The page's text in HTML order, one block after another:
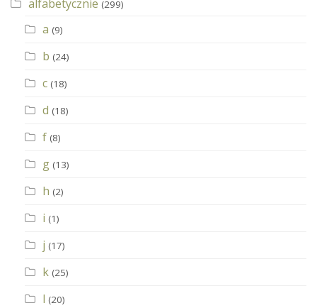
alfabetycznie (299)
a (9)
b (24)
c (18)
d (18)
f (8)
g (13)
h (2)
i (1)
j (17)
k (25)
l (20)